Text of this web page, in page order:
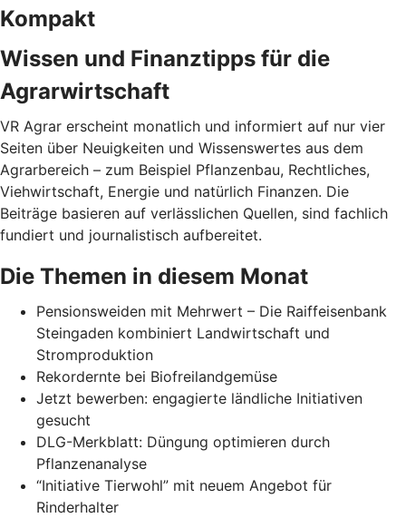
Kompakt
Wissen und Finanztipps für die
Agrarwirtschaft
VR Agrar erscheint monatlich und informiert auf nur vier
Seiten über Neuigkeiten und Wissenswertes aus dem
Agrarbereich – zum Beispiel Pflanzenbau, Rechtliches,
Viehwirtschaft, Energie und natürlich Finanzen. Die
Beiträge basieren auf verlässlichen Quellen, sind fachlich
fundiert und journalistisch aufbereitet.
Die Themen in diesem Monat
Pensionsweiden mit Mehrwert – Die Raiffeisenbank
Steingaden kombiniert Landwirtschaft und
Stromproduktion
Rekordernte bei Biofreilandgemüse
Jetzt bewerben: engagierte ländliche Initiativen
gesucht
DLG-Merkblatt: Düngung optimieren durch
Pflanzenanalyse
“Initiative Tierwohl” mit neuem Angebot für
Rinderhalter